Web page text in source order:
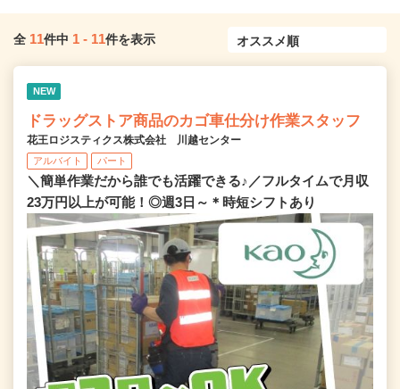
全 11件中 1 - 11件を表示
NEW
ドラッグストア商品のカゴ車仕分け作業スタッフ
花王ロジスティクス株式会社 川越センター
アルバイト パート
＼簡単作業だから誰でも活躍できる♪／フルタイムで月収
23万円以上が可能！◎週3日～＊時短シフトあり